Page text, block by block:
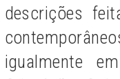
descrições
igualmente